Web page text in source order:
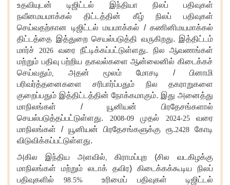
உதவியுடன் டிஜிட்டல் இந்தியா நிலப் பதிவுகள்
நவீனமயமாக்கல் திட்டத்தின் கீழ் நிலப் பதிவுகள்
செய்வதற்கான டிஜிட்டல் மயமாக்கல் / கணினிமயமாக்கல்
திட்டத்தை இத்துறை செயல்படுத்தி வருகிறது. இத்திட்டம்
மார்ச்2026 வரை நீட்டிக்கப்பட்டுள்ளது. நில ஆவணங்கள்
மற்றும் பதிவு பற்றிய தகவல்களை ஆன்லைனில் கிடைக்கச்
செய்வதும், அதன் மூலம் மோசடி / பினாமி
பரிவர்த்தனைகளை சரிபார்ப்பதும் நில தகராறுகளை
குறைப்பதும் இத்திட்டத்தின் நோக்கமாகும். இது அனைத்து
மாநிலங்கள் / யூனியன் பிரதேசங்களால்
செயல்படுத்தப்பட்டுள்ளது. 2008-09முதல் 2024-25வரை
மாநிலங்கள் / யூனியன் பிரதேசங்களுக்கு ரூ.2428 கோடி
விடுவிக்கப்பட்டுள்ளது.
அகில இந்திய அளவில்,கிராமப்புற (சில வடகிழக்கு
மாநிலங்கள் மற்றும் லடாக் தவிர) கிடைக்கக்கூடிய நிலப்
பதிவுகளில் 98.5%உரிமைப் பதிவுகள் டிஜிட்டல்